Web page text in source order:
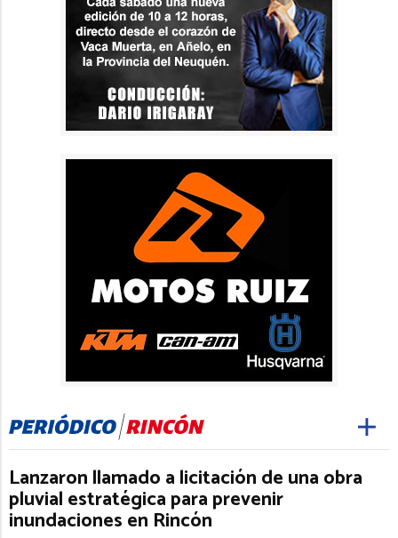
Lanzaron llamado a licitación de una obra
pluvial estratégica para prevenir
inundaciones en Rincón